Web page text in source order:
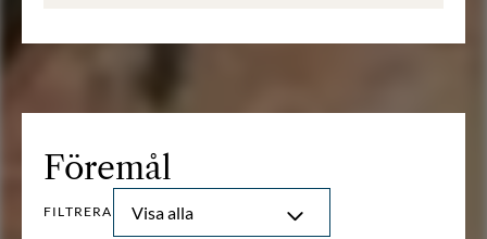
Föremål
FILTRERA Visa alla